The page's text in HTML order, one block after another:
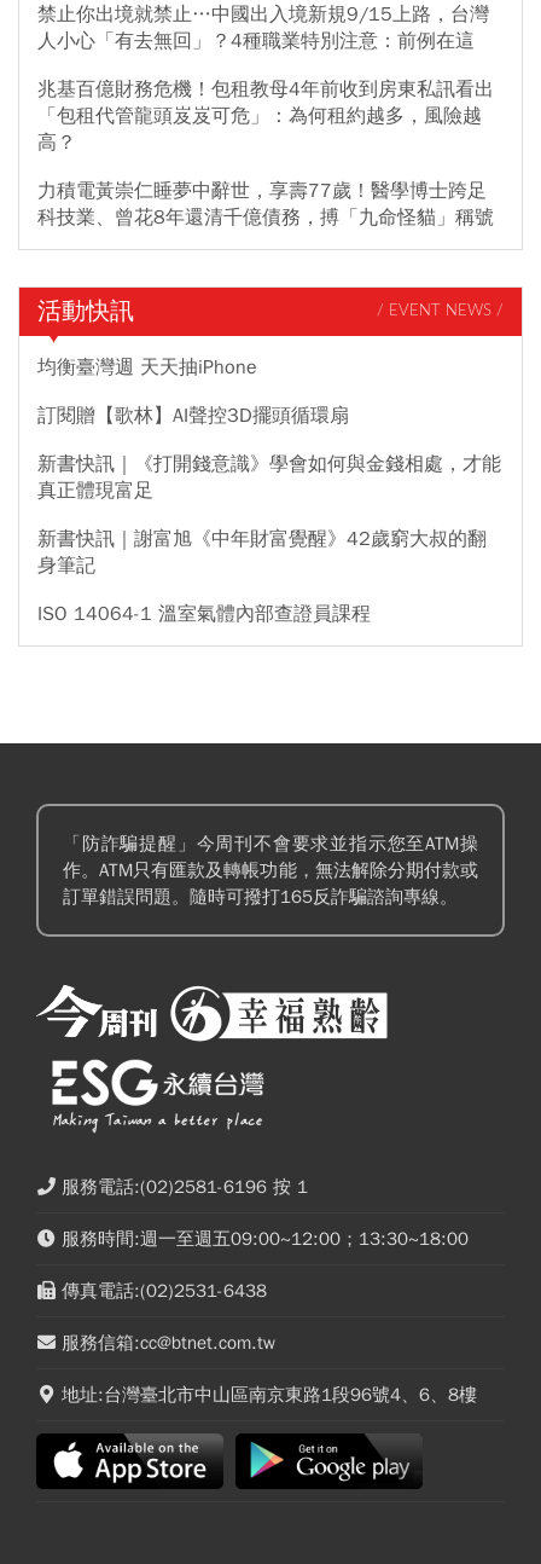
禁止你出境就禁止…中國出入境新規9/15上路，台灣
人小心「有去無回」？4種職業特別注意：前例在這
兆基百億財務危機！包租教母4年前收到房東私訊看出
「包租代管龍頭岌岌可危」：為何租約越多，風險越
高？
力積電黃崇仁睡夢中辭世，享壽77歲！醫學博士跨足
科技業、曾花8年還清千億債務，搏「九命怪貓」稱號
活動快訊 / EVENT NEWS /
均衡臺灣週 天天抽iPhone
訂閱贈【歌林】AI聲控3D擺頭循環扇
新書快訊｜《打開錢意識》學會如何與金錢相處，才能
真正體現富足
新書快訊｜謝富旭《中年財富覺醒》42歲窮大叔的翻
身筆記
ISO 14064-1 溫室氣體內部查證員課程
「防詐騙提醒」今周刊不會要求並指示您至ATM操
作。ATM只有匯款及轉帳功能，無法解除分期付款或
訂單錯誤問題。隨時可撥打165反詐騙諮詢專線。
服務電話:(02)2581-6196 按 1
服務時間:週一至週五09:00~12:00；13:30~18:00
傳真電話:(02)2531-6438
服務信箱:cc@btnet.com.tw
地址:台灣臺北市中山區南京東路1段96號4、6、8樓